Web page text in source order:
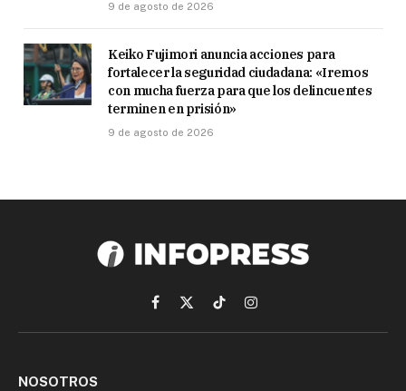
9 de agosto de 2026
Keiko Fujimori anuncia acciones para
fortalecer la seguridad ciudadana: «Iremos
con mucha fuerza para que los delincuentes
terminen en prisión»
9 de agosto de 2026
Facebook
X
(Twitter)
TikTokInstagram
NOSOTROS